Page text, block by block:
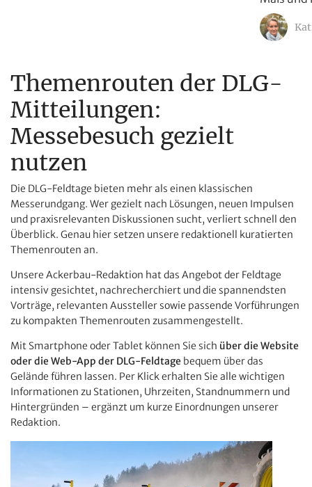
Themenrouten der DLG-
Mitteilungen:
Messebesuch gezielt
nutzen
Die DLG-Feldtage bieten mehr als einen klassischen
Messerundgang. Wer gezielt nach Lösungen, neuen Impulsen
und praxisrelevanten Diskussionen sucht, verliert schnell den
Überblick. Genau hier setzen unsere redaktionell kuratierten
Themenrouten an.
Unsere Ackerbau-Redaktion hat das Angebot der Feldtage
intensiv gesichtet, nachrecherchiert und die spannendsten
Vorträge, relevanten Aussteller sowie passende Vorführungen
zu kompakten Themenrouten zusammengestellt.
Mit Smartphone oder Tablet können Sie sich über die Website
oder die Web-App der DLG-Feldtage bequem über das
Gelände führen lassen. Per Klick erhalten Sie alle wichtigen
Informationen zu Stationen, Uhrzeiten, Standnummern und
Hintergründen – ergänzt um kurze Einordnungen unserer
Redaktion.